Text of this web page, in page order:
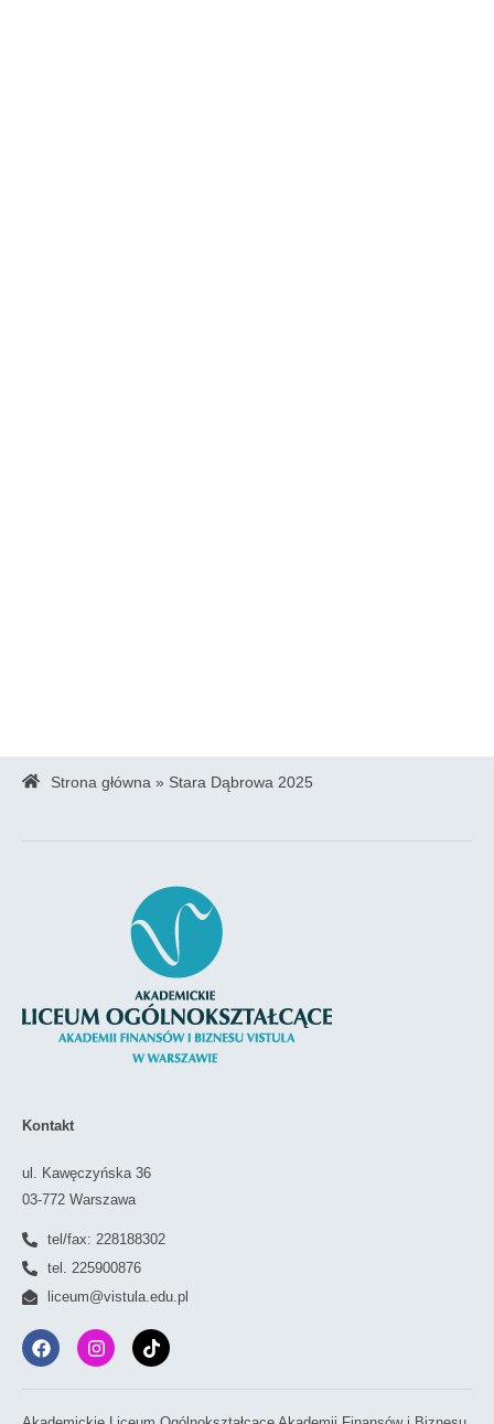
Strona główna » Stara Dąbrowa 2025
Kontakt
ul. Kawęczyńska 36
03-772 Warszawa
tel/fax: 228188302
tel. 225900876
liceum@vistula.edu.pl